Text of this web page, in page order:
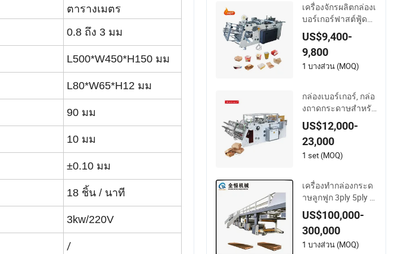
ตารางเมตร
0.8 ถึง 3 มม
L500*W450*H150 มม
L80*W65*H12 มม
90 มม
10 มม
±0.10 มม
18 ชิ้น / นาที
3kw/220V
/
เครื่องจักรผลิตกล่องเ
บอร์เกอร์ฟาสต์ฟู้ดอั
ตโนมัติแบบเต็มรูปแ
บบ กล่องพิซซ่าที่ใช้แ
ล้วทิ้งสำหรับนำกลับ
บ้าน เครื่องทำภาชน
รับอาหารกลางวัน เค
รื่องทำเค้ก ชิป พาย แ
ละกล่องป๊อปคอร์น
US$9,400-
9,800
1 บางส่วน (MOQ)
กล่องเบอร์เกอร์, กล่อ
งถาดกระดาษสำหรับ
อาหารกลางวัน, กล่อ
งมันฝรั่งทอด, กล่องฟ
าสต์ฟู้ด, กล่องพิซซ่า,
เครื่องทำกล่องนำกลั
งกระดาษ
US$12,000-
23,000
1 set (MOQ)
เครื่องทำกล่องกระด
าษลูกฟูก 3ply 5ply เ
ครื่องทำกล่อง
US$100,000-
300,000
1 บางส่วน (MOQ)